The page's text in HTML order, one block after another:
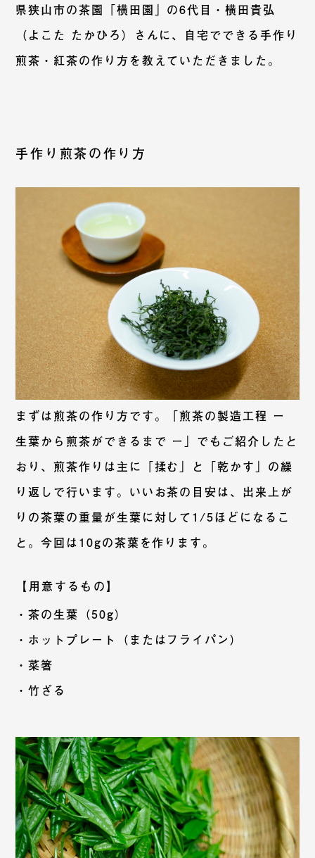
県狭山市の茶園「横田園」の6代目・横田貴弘
（よこた たかひろ）さんに、自宅でできる手作り
煎茶・紅茶の作り方を教えていただきました。
手作り煎茶の作り方
まずは煎茶の作り方です。「煎茶の製造工程 ー
生葉から煎茶ができるまで ー 」でもご紹介したと
おり、煎茶作りは主に「揉む」と「乾かす」の繰
り返しで行います。いいお茶の目安は、出来上が
りの茶葉の重量が生葉に対して1/5ほどになるこ
と。今回は10gの茶葉を作ります。
【用意するもの】
・茶の生葉（50g）
・ホットプレート（またはフライパン）
・菜箸
・竹ざる